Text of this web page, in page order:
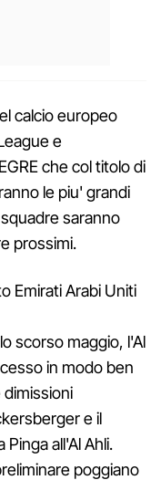
calcio europeo
e
che col titolo di
le piu' grandi
saranno
prossimi.
Emirati Arabi Uniti
scorso maggio, l'Al
in modo ben
e il
Pinga all'Al Ahli.
poggiano